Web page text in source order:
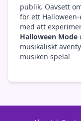
publik. Oavsett
för ett
med att
Halloween Mode
musikaliskt
musiken spela!